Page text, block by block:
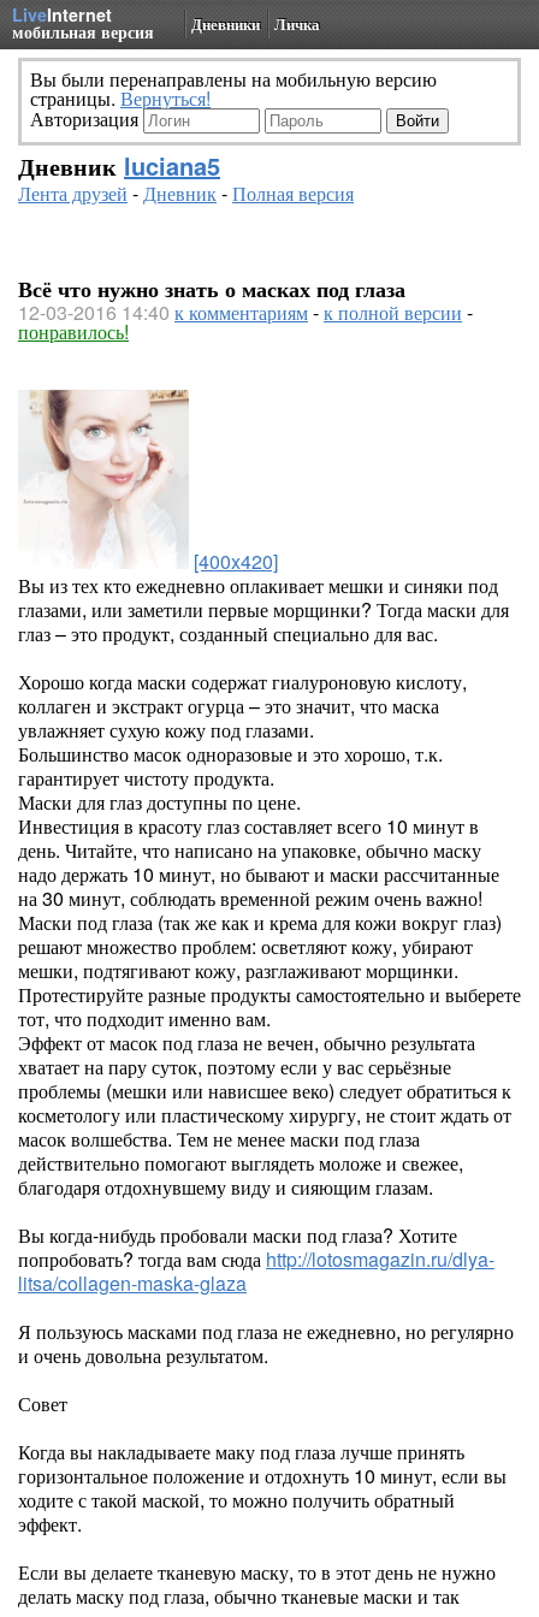
LiveInternet
мобильная версия Дневники Личка
Вы были перенаправлены на мобильную версию
страницы. Вернуться!
Авторизация
Дневник luciana5
Лента друзей -Дневник-Полная версия
Всё что нужно знать о масках под глаза
12-03-2016 14:40 к комментариям-к полной версии -
понравилось!
[400x420]
Вы из тех кто ежедневно оплакивает мешки и синяки под
глазами, или заметили первые морщинки? Тогда маски для
глаз – это продукт, созданный специально для вас.
Хорошо когда маски содержат гиалуроновую кислоту,
коллаген и экстракт огурца – это значит, что маска
увлажняет сухую кожу под глазами.
Большинство масок одноразовые и это хорошо, т.к.
гарантирует чистоту продукта.
Маски для глаз доступны по цене.
Инвестиция в красоту глаз составляет всего 10 минут в
день. Читайте, что написано на упаковке, обычно маску
надо держать 10 минут, но бывают и маски рассчитанные
на 30 минут, соблюдать временной режим очень важно!
Маски под глаза (так же как и крема для кожи вокруг глаз)
решают множество проблем: осветляют кожу, убирают
мешки, подтягивают кожу, разглаживают морщинки.
Протестируйте разные продукты самостоятельно и выберете
тот, что подходит именно вам.
Эффект от масок под глаза не вечен, обычно результата
хватает на пару суток, поэтому если у вас серьёзные
проблемы (мешки или нависшее веко) следует обратиться к
косметологу или пластическому хирургу, не стоит ждать от
масок волшебства. Тем не менее маски под глаза
действительно помогают выглядеть моложе и свежее,
благодаря отдохнувшему виду и сияющим глазам.
Вы когда-нибудь пробовали маски под глаза? Хотите
попробовать? тогда вам сюда http://lotosmagazin.ru/dlya-
litsa/collagen-maska-glaza
Я пользуюсь масками под глаза не ежедневно, но регулярно
и очень довольна результатом.
Совет
Когда вы накладываете маку под глаза лучше принять
горизонтальное положение и отдохнуть 10 минут, если вы
ходите с такой маской, то можно получить обратный
эффект.
Если вы делаете тканевую маску, то в этот день не нужно
делать маску под глаза, обычно тканевые маски и так